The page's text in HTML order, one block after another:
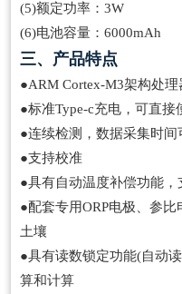
(5)额定功率：3W
(6)电池容量：6000mAh
三、产品特点
●ARM Cortex-M3架构处理
●标准Type-c充电，可直接
●连续检测，数据采集时间
●支持校准
●具有自动温度补偿功能
●配套专用ORP电极、参
土壤
●具有读数锁定功能(自动
算和计算